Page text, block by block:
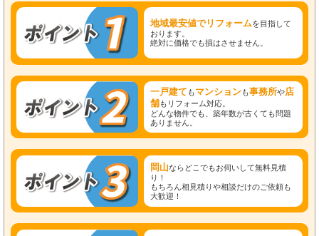
地域最安値でリフォームを目指して
おります。
絶対に価格でも損はさせません。
一戸建て もマンションも事務所や店
舗もリフォーム対応。
どんな物件でも、築年数が古くても問題
ありません。
岡山ならどこでもお伺いして無料見積
り！
もちろん相見積りや相談だけのご依頼も
大歓迎！